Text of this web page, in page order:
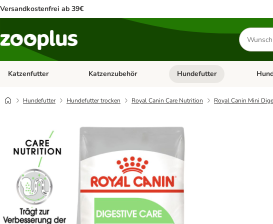
Versandkostenfrei ab 39€
Produkte
suchen
Katzenfutter Kategorie-Menü öffnen: Katzenfutter
Katzenzubehör Kategorie-Menü öffnen:
Hundefutter
Hundefutter Hundefutter trocken Royal Canin Care Nutrition Royal Canin Mini